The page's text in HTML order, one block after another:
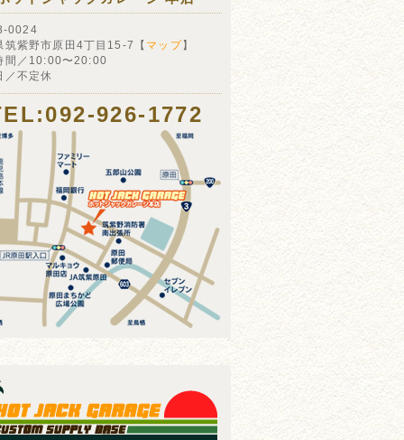
0024
筑紫野市原田4丁目15-7【 マップ】
間／10:00〜20:00
／不定休
926-1772